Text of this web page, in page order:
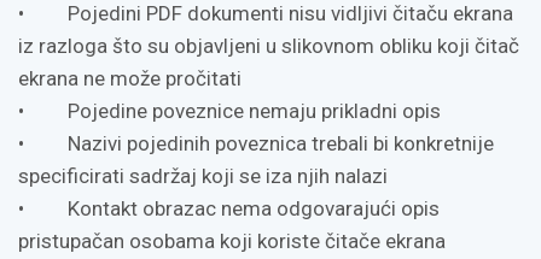
• Pojedini PDF dokumenti nisu vidljivi čitaču ekrana
iz razloga što su objavljeni u slikovnom obliku koji čitač
ekrana ne može pročitati
• Pojedine poveznice nemaju prikladni opis
• Nazivi pojedinih poveznica trebali bi konkretnije
specificirati sadržaj koji se iza njih nalazi
• Kontakt obrazac nema odgovarajući opis
pristupačan osobama koji koriste čitače ekrana